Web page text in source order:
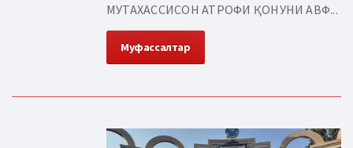
МУТАХАССИСОН АТРОФИ ҚОНУНИ АВФ...
Муфассалтар